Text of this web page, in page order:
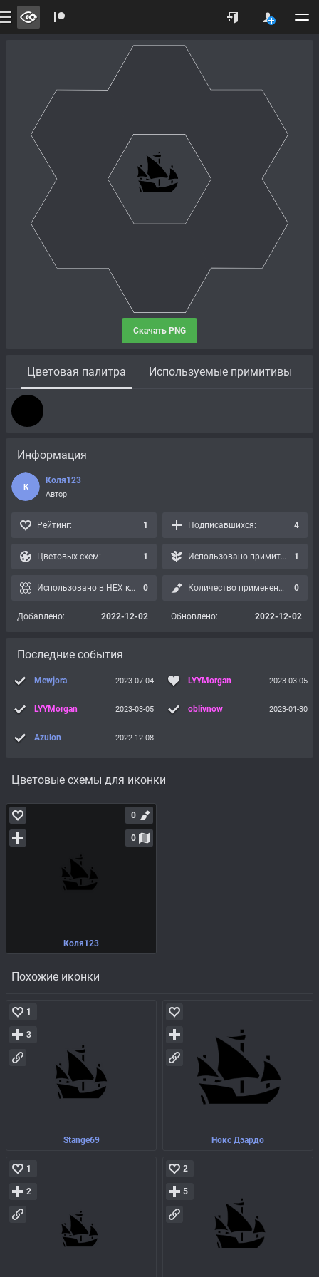
Скачать PNG
Цветовая палитра Используемые примитивы
Цветовые схемы для иконки
Коля123
0
0
Похожие иконки
Stange69
1
3
Нокс Дэардо
1
2
2
5
Информация
К
Коля123
Автор
Рейтинг: 1 Подписавшихся: 4
Цветовых схем: 1 Использовано примитивов: 1
Использовано в HEX картах: 0 Количество применений: 0
Добавлено: 2022-12-02 Обновлено: 2022-12-02
Последние события
Mewjora 2023-07-04 LYYMorgan 2023-03-05
LYYMorgan 2023-03-05 oblivnow 2023-01-30
Azulon 2022-12-08